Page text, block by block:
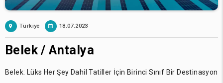
Türkiye 18.07.2023
Belek / Antalya
Belek: Lüks Her Şey Dahil Tatiller İçin Birinci Sınıf Bir Destinasyon